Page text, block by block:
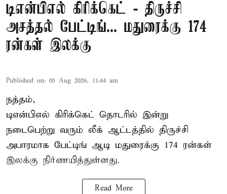
டிஎன்பிஎல் கிரிக்கெட் - திருச்சி
அசத்தல் பேட்டிங்... மதுரைக்கு 174
ரன்கள் இலக்கு
Published on: 05 Aug 2026, 11:44 am
நத்தம்,
டிஎன்பிஎல் கிரிக்கெட் தொடரில் இன்று
நடைபெற்று வரும் லீக் ஆட்டத்தில் திருச்சி
அபாரமாக பேட்டிங் ஆடி மதுரைக்கு 174 ரன்கள்
இலக்கு நிர்ணயித்துள்ளது.
Read More